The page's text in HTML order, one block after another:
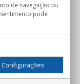
de navegação ou
pode
Configurações